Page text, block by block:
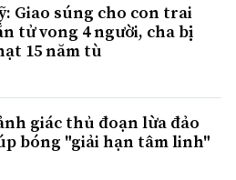
Giao súng cho con trai
tử vong 4 người, cha bị
15 năm tù
giác thủ đoạn lừa đảo
bóng "giải hạn tâm linh"